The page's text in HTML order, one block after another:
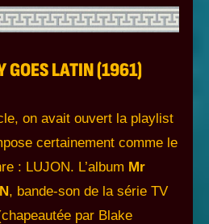
GOES LATIN (1961)
on avait ouvert la playlist
certainement comme le
: LUJON. L’album Mr
, bande-son de la série TV
par Blake